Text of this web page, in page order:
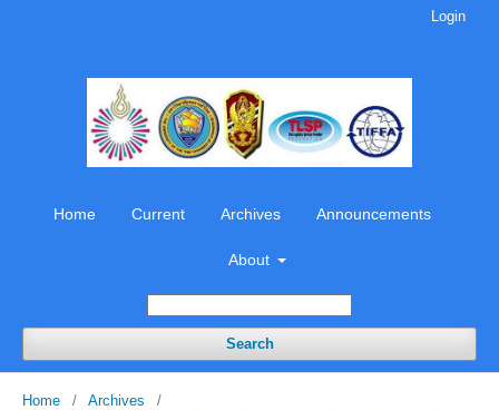
Home Current Archives Announcements
About
Search
Login
Home / Archives
/